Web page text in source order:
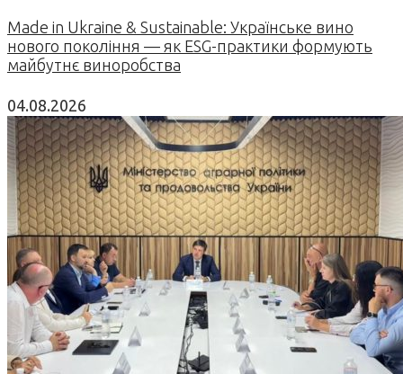
Made in Ukraine & Sustainable: Українське вино
нового покоління — як ESG-практики формують
майбутнє виноробства
04.08.2026